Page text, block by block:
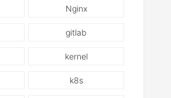
Nginx
gitlab
kernel
k8s